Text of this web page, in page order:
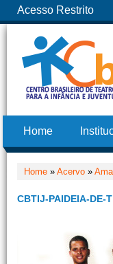
Acesso Restrito
Home
Home » Acervo »
CBTIJ-PAIDEIA-DE-